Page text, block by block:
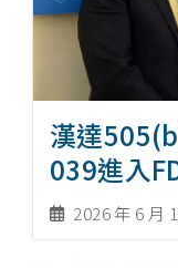
漢達
039進入
2026 年 6 月